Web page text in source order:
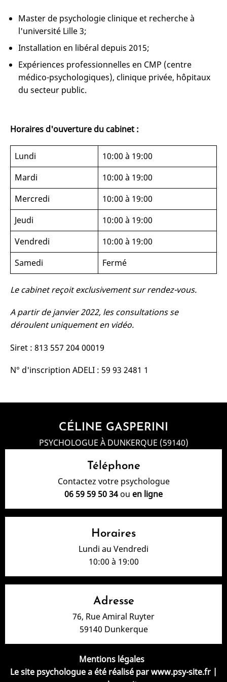
Master de psychologie clinique et recherche à
l'université Lille 3;
Installation en libéral depuis 2015;
Expériences professionnelles en CMP (centre
médico-psychologiques), clinique privée, hôpitaux
du secteur public.
Horaires d'ouverture du cabinet :
Lundi
10:00 à 19:00
Mardi
10:00 à 19:00
Mercredi
10:00 à 19:00
Jeudi
10:00 à 19:00
Vendredi
10:00 à 19:00
Samedi
Fermé
Le cabinet reçoit exclusivement sur rendez-vous.
A partir de janvier 2022, les consultations se
déroulent uniquement en vidéo.
Siret : 813 557 204 00019
N° d'inscription ADELI : 59 93 2481 1
CÉLINE GASPERINI
PSYCHOLOGUE À DUNKERQUE (59140)
Téléphone
Contactez votre psychologue
06 59 59 50 34ou en ligne
Horaires
Lundi au Vendredi
10:00 à 19:00
Adresse
76, Rue Amiral Ruyter
59140 Dunkerque
Mentions légales
Le site psychologue a été réalisé parwww.psy-site.fr|